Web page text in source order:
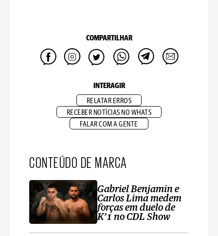
COMPARTILHAR
INTERAGIR
RELATAR ERROS
RECEBER NOTÍCIAS NO WHATS
FALAR COM A GENTE
CONTEÚDO DE MARCA
Gabriel Benjamin e
Carlos Lima medem
forças em duelo de
K’1 no CDL Show